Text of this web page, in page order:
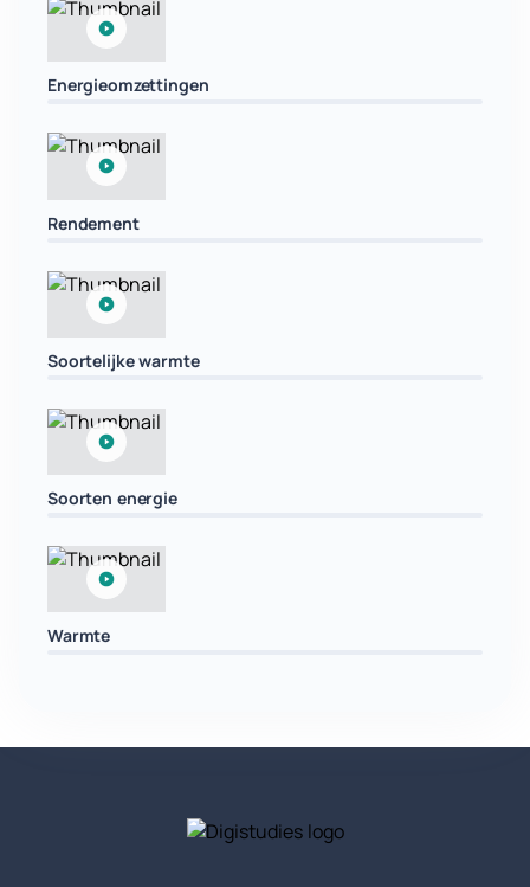
Energieomzettingen
Rendement
Soortelijke warmte
Soorten energie
Warmte